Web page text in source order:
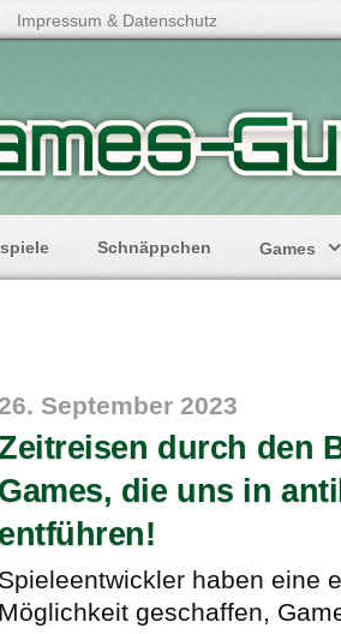
Impressum & Datenschutz
Schnäppchen Games
September 2023
durch den
Games, die uns in
entführen!
Spieleentwickler haben eine
Möglichkeit geschaffen,